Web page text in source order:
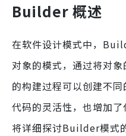
Builder 概述
在软件设计模式中，
对象的模式，通过将对
的构建过程可以创建不
代码的灵活性，也增加
将详细探讨Builder模式